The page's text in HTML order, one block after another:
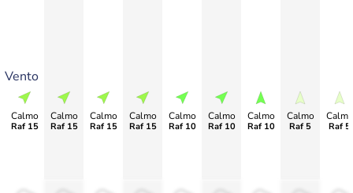
Vento
Calmo
Raf 15
Calmo
Raf 15
Calmo
Raf 15
Calmo
Raf 15
Calmo
Raf 10
Calmo
Raf 10
Calmo
Raf 10
Calmo
Raf 5
Calmo
Raf 5